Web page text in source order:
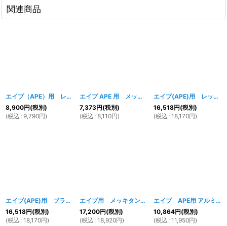
関連商品
エイプ（APE）用 レッドタンク [427w]
8,900円(税別)
(税込 : 9,790円)
エイプ APE 用 メッキフェンダー前後セット [ 272w
7,373円(税別)
(税込 : 8,110円)
エイプ(APE)用 レッドタンク＆外装セット
16,518円(税別)
(税込 : 18,170円)
エイプ(APE)用 ブラックタンク＆外装セット [253w ]
16,518円(税別)
(税込 : 18,170円)
エイプ用 メッキタンク＆外装セット [251w]
17,200円(税別)
(税込 : 18,920円)
エイプ APE用 アルミフィンカバー
10,864円(税別)
(税込 : 11,950円)